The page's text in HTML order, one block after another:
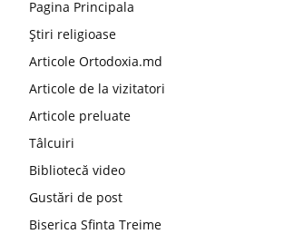
Pagina Principala
Știri religioase
Articole Ortodoxia.md
Articole de la vizitatori
Articole preluate
Tâlcuiri
Bibliotecă video
Gustări de post
Biserica Sfinta Treime